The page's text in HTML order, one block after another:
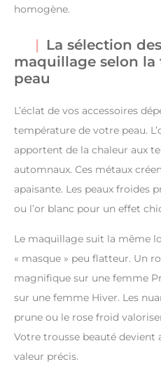
homogène.
La sélection
maquillage selon la
peau
L’éclat de vos accessoires
température de votre peau.
apportent de la chaleur aux
automnaux. Ces métaux
apaisante. Les peaux froides
ou l’or blanc pour un effet
Le maquillage suit la même
« masque » peu flatteur. Un
magnifique sur une femme
sur une femme Hiver. Les
prune ou le rose froid
Votre trousse beauté devient
valeur précis.